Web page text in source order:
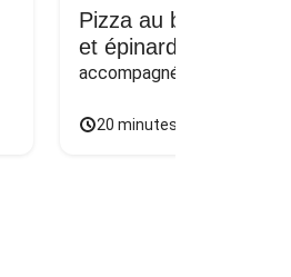
Pizza au bœuf
et épinards sur naan
accompagnée d'une salade
20 minutes